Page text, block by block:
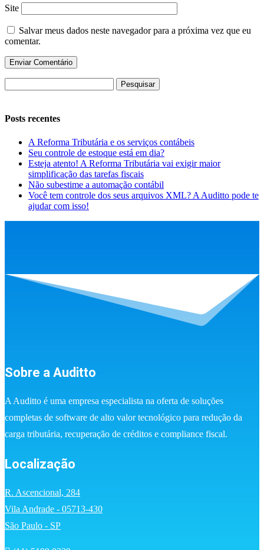
Site
Salvar meus dados neste navegador para a próxima vez que eu
comentar.
por:
Posts recentes
A Reforma Tributária e os serviços contábeis
Seu controle de estoque está em dia?
Esteja atento! A Reforma Tributária vai exigir maior
simplificação das tarefas fiscais
Não subestime a automação contábil
Você tem controle dos seus arquivos XML? A Auditto pode te
ajudar com isso!
Sobre a Auditto
A Auditto é uma empresa especialista na oferta de soluções
completas de software de alto valor tecnológico para redução da
carga tributária, recuperação de créditos e compliance fiscal.
Localização
R. Ascencional, 284
Vila Andrade - 05713-430
São Paulo - SP